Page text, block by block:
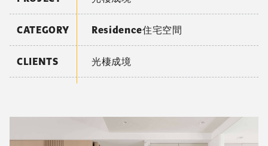
CATEGORY Residence住宅空間
CLIENTS 光棲成境